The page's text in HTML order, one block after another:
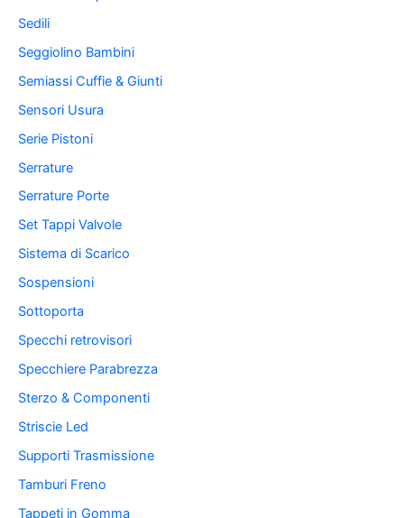
Sedili
Seggiolino Bambini
Semiassi Cuffie & Giunti
Sensori Usura
Serie Pistoni
Serrature
Serrature Porte
Set Tappi Valvole
Sistema di Scarico
Sospensioni
Sottoporta
Specchi retrovisori
Specchiere Parabrezza
Sterzo & Componenti
Striscie Led
Supporti Trasmissione
Tamburi Freno
Tappeti in Gomma